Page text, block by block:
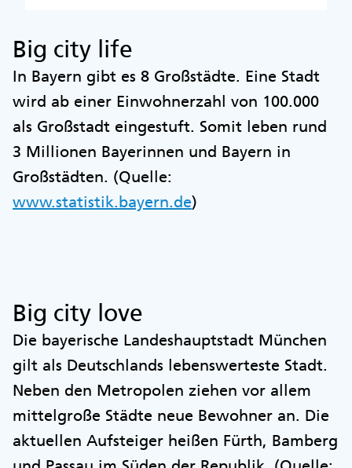
Big city life
In Bayern gibt es 8 Großstädte. Eine Stadt
wird ab einer Einwohnerzahl von 100.000
als Großstadt eingestuft. Somit leben rund
3 Millionen Bayerinnen und Bayern in
Großstädten. (Quelle:
www.statistik.bayern.de)
Big city love
Die bayerische Landeshauptstadt München
gilt als Deutschlands lebenswerteste Stadt.
Neben den Metropolen ziehen vor allem
mittelgroße Städte neue Bewohner an. Die
aktuellen Aufsteiger heißen Fürth, Bamberg